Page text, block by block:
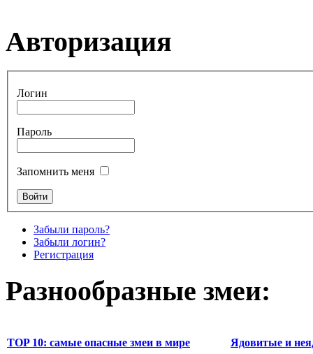
Авторизация
Логин
Пароль
Запомнить меня
Забыли пароль?
Забыли логин?
Регистрация
Разнообразные змеи:
TOP 10: самые опасные змеи в мире Ядовитые и